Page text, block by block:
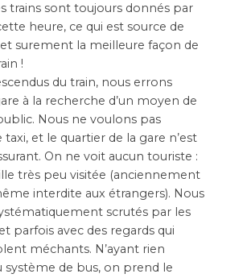
trains sont toujours donnés par
heure, ce qui est source de
surement la meilleure façon de
!
du train, nous errons
à la recherche d’un moyen de
Nous ne voulons pas
et le quartier de la gare n’est
On ne voit aucun touriste :
très peu visitée (anciennement
interdite aux étrangers). Nous
scrutés par les
parfois avec des regards qui
méchants. N’ayant rien
système de bus, on prend le